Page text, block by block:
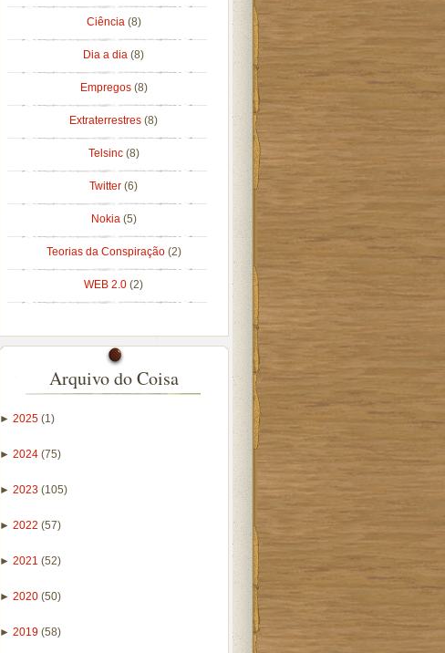
Ciência (8)
Dia a dia (8)
Empregos (8)
Extraterrestres (8)
Telsinc (8)
Twitter (6)
Nokia (5)
Teorias da Conspiração (2)
WEB 2.0 (2)
Arquivo do Coisa
► 2025 (1)
► 2024 (75)
► 2023 (105)
► 2022 (57)
► 2021 (52)
► 2020 (50)
► 2019 (58)